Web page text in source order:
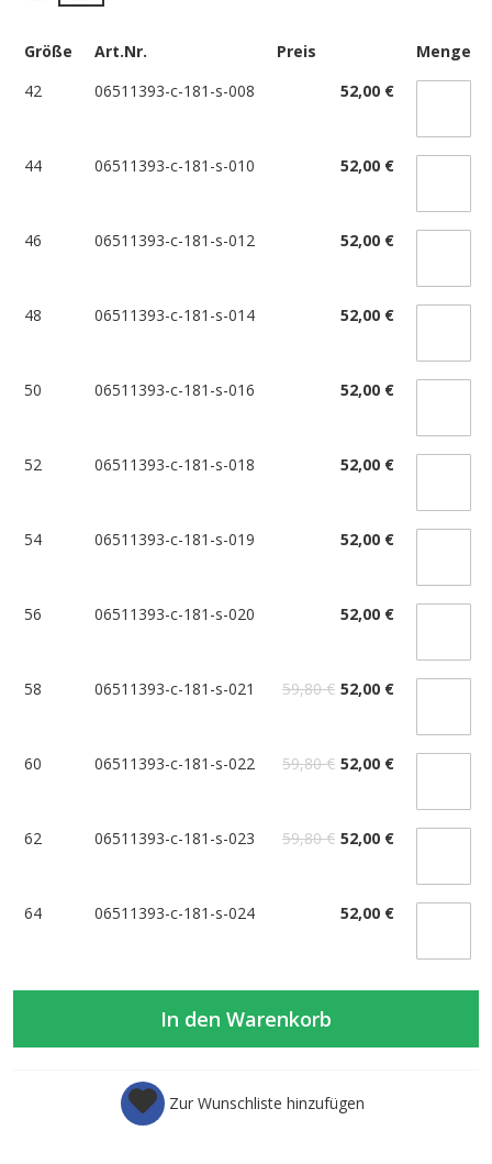
Größe Art.Nr. Preis
Menge
42
06511393-c-181-s-008 52,00 €
44 06511393-c-181-s-010 52,00 €
46 06511393-c-181-s-012 52,00 €
48 06511393-c-181-s-014 52,00 €
50 06511393-c-181-s-016 52,00 €
52 06511393-c-181-s-018 52,00 €
54 06511393-c-181-s-019 52,00 €
56 06511393-c-181-s-020 52,00 €
58 06511393-c-181-s-021 59,80 € 52,00 €
60 06511393-c-181-s-022 59,80 € 52,00 €
62 06511393-c-181-s-023 59,80 € 52,00 €
64 06511393-c-181-s-024 52,00 €
In den Warenkorb
Zur Wunschliste hinzufügen